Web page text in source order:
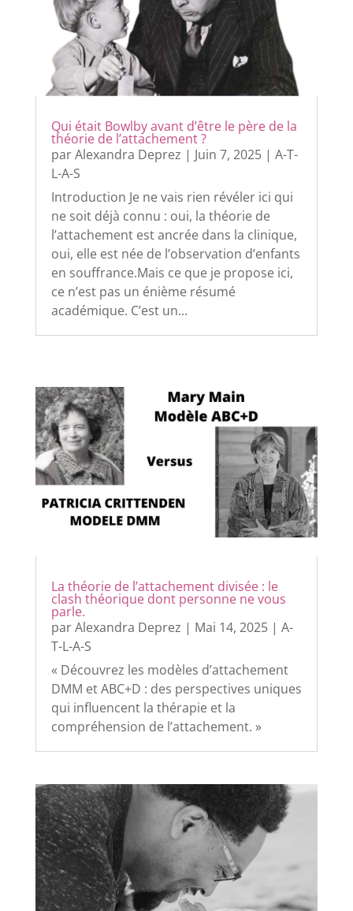
Qui était Bowlby avant d’être le père de la
théorie de l’attachement ?
parAlexandra Deprez | Juin 7, 2025| A-T-
L-A-S
Introduction Je ne vais rien révéler ici qui
ne soit déjà connu : oui, la théorie de
l’attachement est ancrée dans la clinique,
oui, elle est née de l’observation d’enfants
en souffrance.Mais ce que je propose ici,
ce n’est pas un énième résumé
académique. C’est un...
La théorie de l’attachement divisée : le
clash théorique dont personne ne vous
parle.
parAlexandra Deprez | Mai 14, 2025| A-
T-L-A-S
« Découvrez les modèles d’attachement
DMM et ABC+D : des perspectives uniques
qui influencent la thérapie et la
compréhension de l’attachement. »